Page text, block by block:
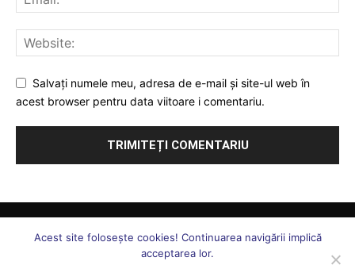
Salvați numele meu, adresa de e-mail și site-ul web în
acest browser pentru data viitoare i comentariu.
Comunicate Juridic Ați întrebat, vă răspundem
Sănătate
S. N. ”Forța Legii”
Uniunea Forța Legii
Statut Uniune
Marcă Înregistrată
Echipa
Acest site foloseşte cookies! Continuarea navigării implică
acceptarea lor.